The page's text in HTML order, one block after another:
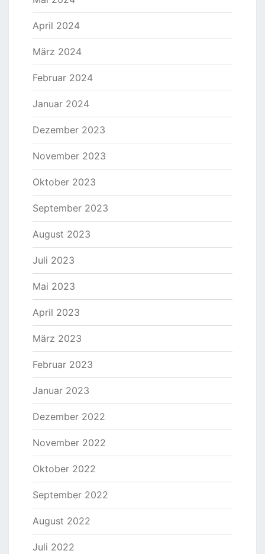
April 2024
März 2024
Februar 2024
Januar 2024
Dezember 2023
November 2023
Oktober 2023
September 2023
August 2023
Juli 2023
Mai 2023
April 2023
März 2023
Februar 2023
Januar 2023
Dezember 2022
November 2022
Oktober 2022
September 2022
August 2022
Juli 2022